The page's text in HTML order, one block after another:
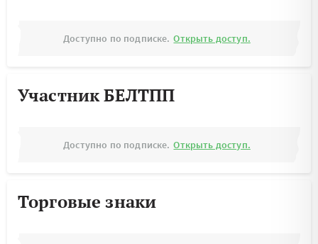
Доступно по подписке. Открыть доступ.
Участник БЕЛТПП
Доступно по подписке. Открыть доступ.
Торговые знаки